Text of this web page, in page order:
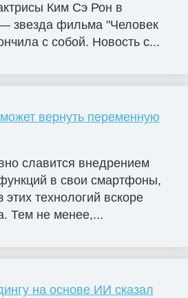
Ким Сэ Рон в
звезда фильма "Человек
с собой. Новость с...
вернуть переменную
славится внедрением
в свои смартфоны,
этих технологий вскоре
Тем не менее,...
на основе ИИ сказал